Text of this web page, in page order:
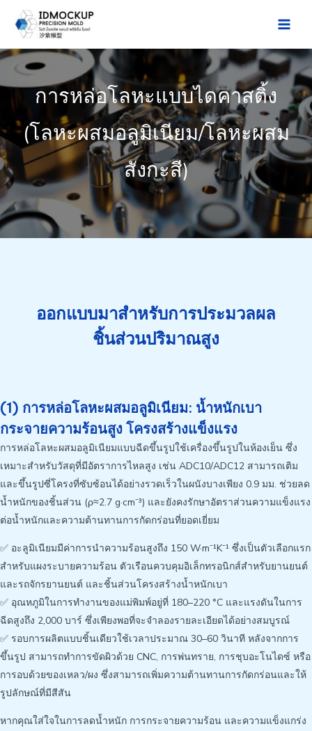
Main
การหล่อโลหะแบบไดคาสติ้ง
(โลหะผสมอลูมิเนียม/โลหะผสม
สังกะสี)
ออกแบบมาสำหรับการประมวลผล
ชิ้นส่วนปริมาณสูง
(1) การหล่อโลหะผสมอลูมิเนียม: น้ำหนักเบา
กระจายความร้อนสูง โครงสร้างแข็งแรง
การหล่อโลหะผสมอลูมิเนียมแบบฉีดขึ้นรูปใช้เครื่องขึ้นรูปในห้องเย็น ซึ่ง
เหมาะสำหรับวัสดุที่มีอัตราการไหลสูง เช่น ADC10/ADC12 สามารถเติม
และขึ้นรูปซี่โครงที่ซับซ้อนได้อย่างรวดเร็วในผนังบางเพียง 0.9 มม. ช่วยลด
น้ำหนักของชิ้นส่วน (ρ≈2.7 g·cm⁻³) และยังคงรักษาอัตราส่วนความแข็งแรง
ต่อน้ำหนักและความต้านทานการกัดกร่อนที่ยอดเยี่ยม
✅ อะลูมิเนียมมีค่าการนำความร้อนสูงถึง 150 W·m⁻¹K⁻¹ ซึ่งเป็นตัวเลือกแรก
สำหรับแผงระบายความร้อน ตัวเรือนควบคุมอิเล็กทรอนิกส์สำหรับยานยนต์
และรถจักรยานยนต์ และชิ้นส่วนโครงสร้างน้ำหนักเบา
✅ อุณหภูมิในการทำงานของแม่พิมพ์อยู่ที่ 180–220 °C และแรงดันในการ
ฉีดสูงถึง 2,000 บาร์ ซึ่งเพียงพอที่จะจำลองรายละเอียดได้อย่างสมบูรณ์
✅ รอบการผลิตแบบชิ้นเดียวใช้เวลาประมาณ 30–60 วินาที หลังจากการ
ขึ้นรูป สามารถทำการขัดผิวด้วย CNC, การพ่นทราย, การชุบอะโนไดซ์ หรือ
การอบด้วยของเหลว/ผง ซึ่งสามารถเพิ่มความต้านทานการกัดกร่อนและให้
รูปลักษณ์ที่มีสีสัน
หากคุณใส่ใจในการลดน้ำหนัก การกระจายความร้อน และความแข็งแกร่ง